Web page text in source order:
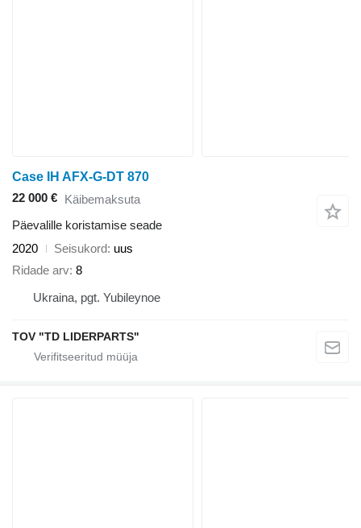
Case IH AFX-G-DT 870
22 000 € Käibemaksuta
Päevalille koristamise seade
2020
Seisukord uus
Ridade arv 8
Ukraina, pgt. Yubileynoe
TOV "TD LIDERPARTS"